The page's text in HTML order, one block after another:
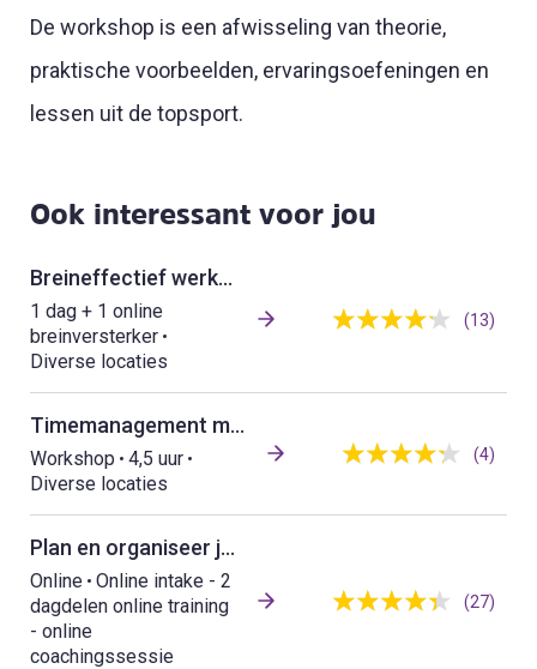
De workshop is een afwisseling van theorie,
praktische voorbeelden, ervaringsoefeningen en
lessen uit de topsport.
Ook interessant voor jou
Breineffectief werken vanuit rust en focus
1 dag + 1 online
breinversterker
Diverse locaties
(13)
Timemanagement met Impact – Praktisch & Persoonlijk
Workshop
4,5 uur
Diverse locaties
(4)
Plan en organiseer je werk (1-op-1 online)
Online Online intake - 2
dagdelen online training
- online
coachingssessie
(27)